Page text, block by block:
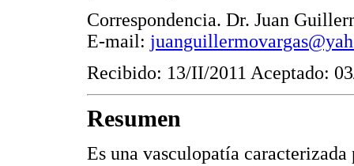
Correspondencia. Dr. Juan
E-mail:
Recibido: 13/II/2011 Aceptado:
Resumen
Es una vasculopatía